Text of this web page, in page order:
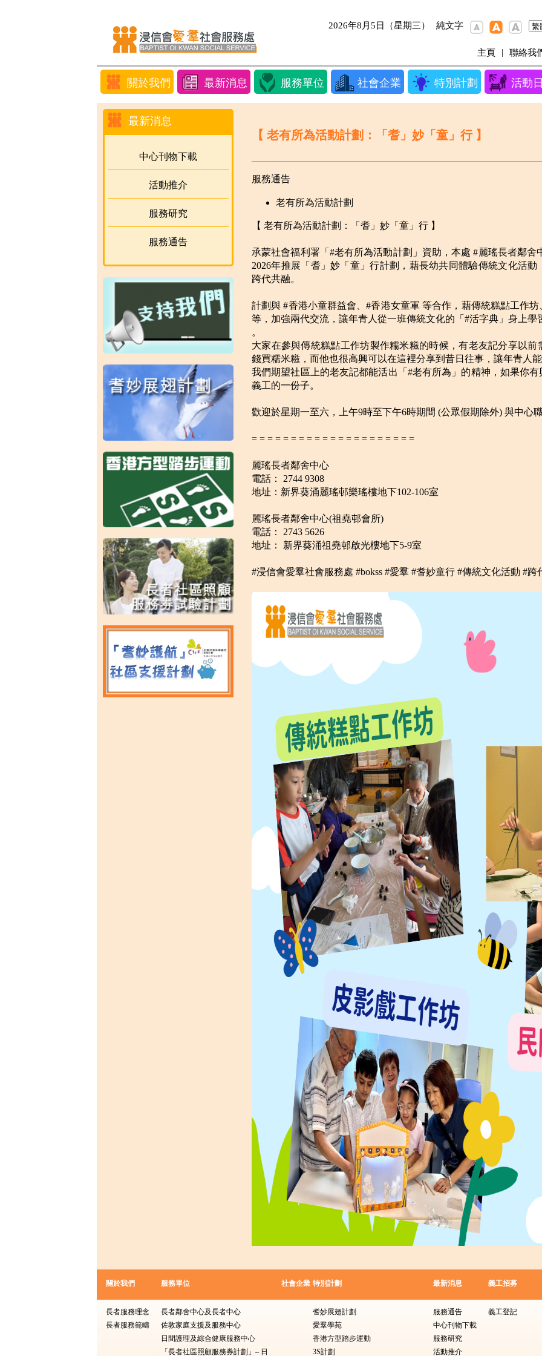
2026年8月5日（星期三） 純文字
主頁 | 聯絡我
關於我們 最新消息 服務單位 社會企業 特別計劃 活動
最新消息
中心刊物下載
活動推介
服務研究
服務通告
【 老有所為活動計劃：「耆」妙「童」行 】
服務通告
老有所為活動計劃
【 老有所為活動計劃：「耆」妙「童」行 】
承蒙社會福利署「#老有所為活動計劃」資助，本處 #麗瑤長者鄰舍
2026年推展「耆」妙「童」行計劃，藉長幼共同體驗傳統文化活
跨代共融。
計劃與 #香港小童群益會、#香港女童軍 等合作，藉傳統糕點工作
等，加強兩代交流，讓年青人從一班傳統文化的「#活字典」身上學
。
大家在參與傳統糕點工作坊製作糯米糍的時候，有老友記分享以
錢買糯米糍，而他也很高興可以在這裡分享到昔日往事，讓年青人
我們期望社區上的老友記都能活出「#老有所為」的精神，如果你
義工的一份子。
歡迎於星期一至六，上午9時至下午6時期間 (公眾假期除外) 與中心
= = = = = = = = = = = = = = = = = = = = =
麗瑤長者鄰舍中心
電話： 2744 9308
地址：新界葵涌麗瑤邨樂瑤樓地下102-106室
麗瑤長者鄰舍中心(祖堯邨會所)
電話： 2743 5626
地址： 新界葵涌祖堯邨啟光樓地下5-9室
#浸信會愛羣社會服務處 #bokss #愛羣 #耆妙童行 #傳統文化活動 #跨
關於我們
長者服務理念
長者服務範疇
服務單位
長者鄰舍中心及長者中心
佐敦家庭支援及服務中心
日間護理及綜合健康服務中心
「長者社區照顧服務券計劃」– 日
社會企業 特別計劃
耆妙展翅計劃
愛羣學苑
香港方型踏步運動
3S計劃
最新消息
服務通告
中心刊物下載
服務研究
活動推介
義工招募
義工登記